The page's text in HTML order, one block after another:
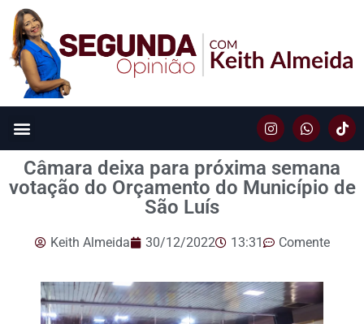
Câmara deixa para próxima semana
votação do Orçamento do Município de
São Luís
Keith Almeida 30/12/2022 13:31 Comente